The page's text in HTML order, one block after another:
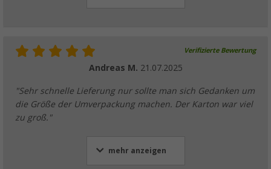
Verifizierte Bewertung
Andreas M. 21.07.2025
"Sehr schnelle Lieferung nur sollte man sich Gedanken um
die Größe der Umverpackung machen. Der Karton war viel
zu groß."
mehr anzeigen